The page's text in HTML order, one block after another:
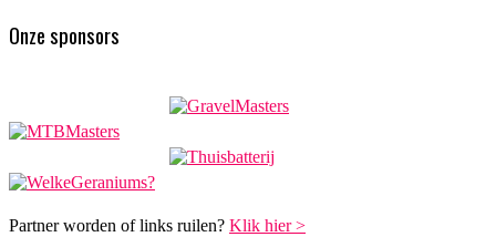
Onze sponsors
Partner worden of links ruilen? Klik hier >